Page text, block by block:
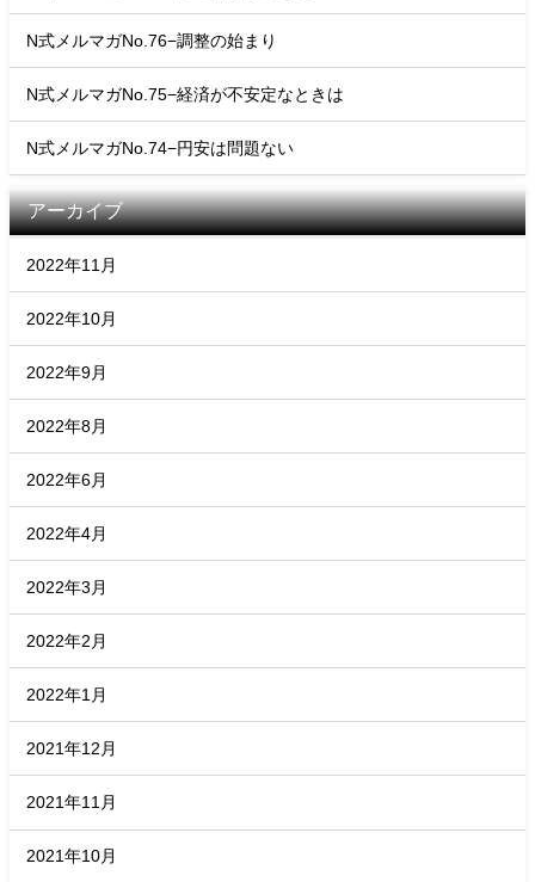
N式メルマガNo.76−調整の始まり
N式メルマガNo.75−経済が不安定なときは
N式メルマガNo.74−円安は問題ない
アーカイブ
2022年11月
2022年10月
2022年9月
2022年8月
2022年6月
2022年4月
2022年3月
2022年2月
2022年1月
2021年12月
2021年11月
2021年10月